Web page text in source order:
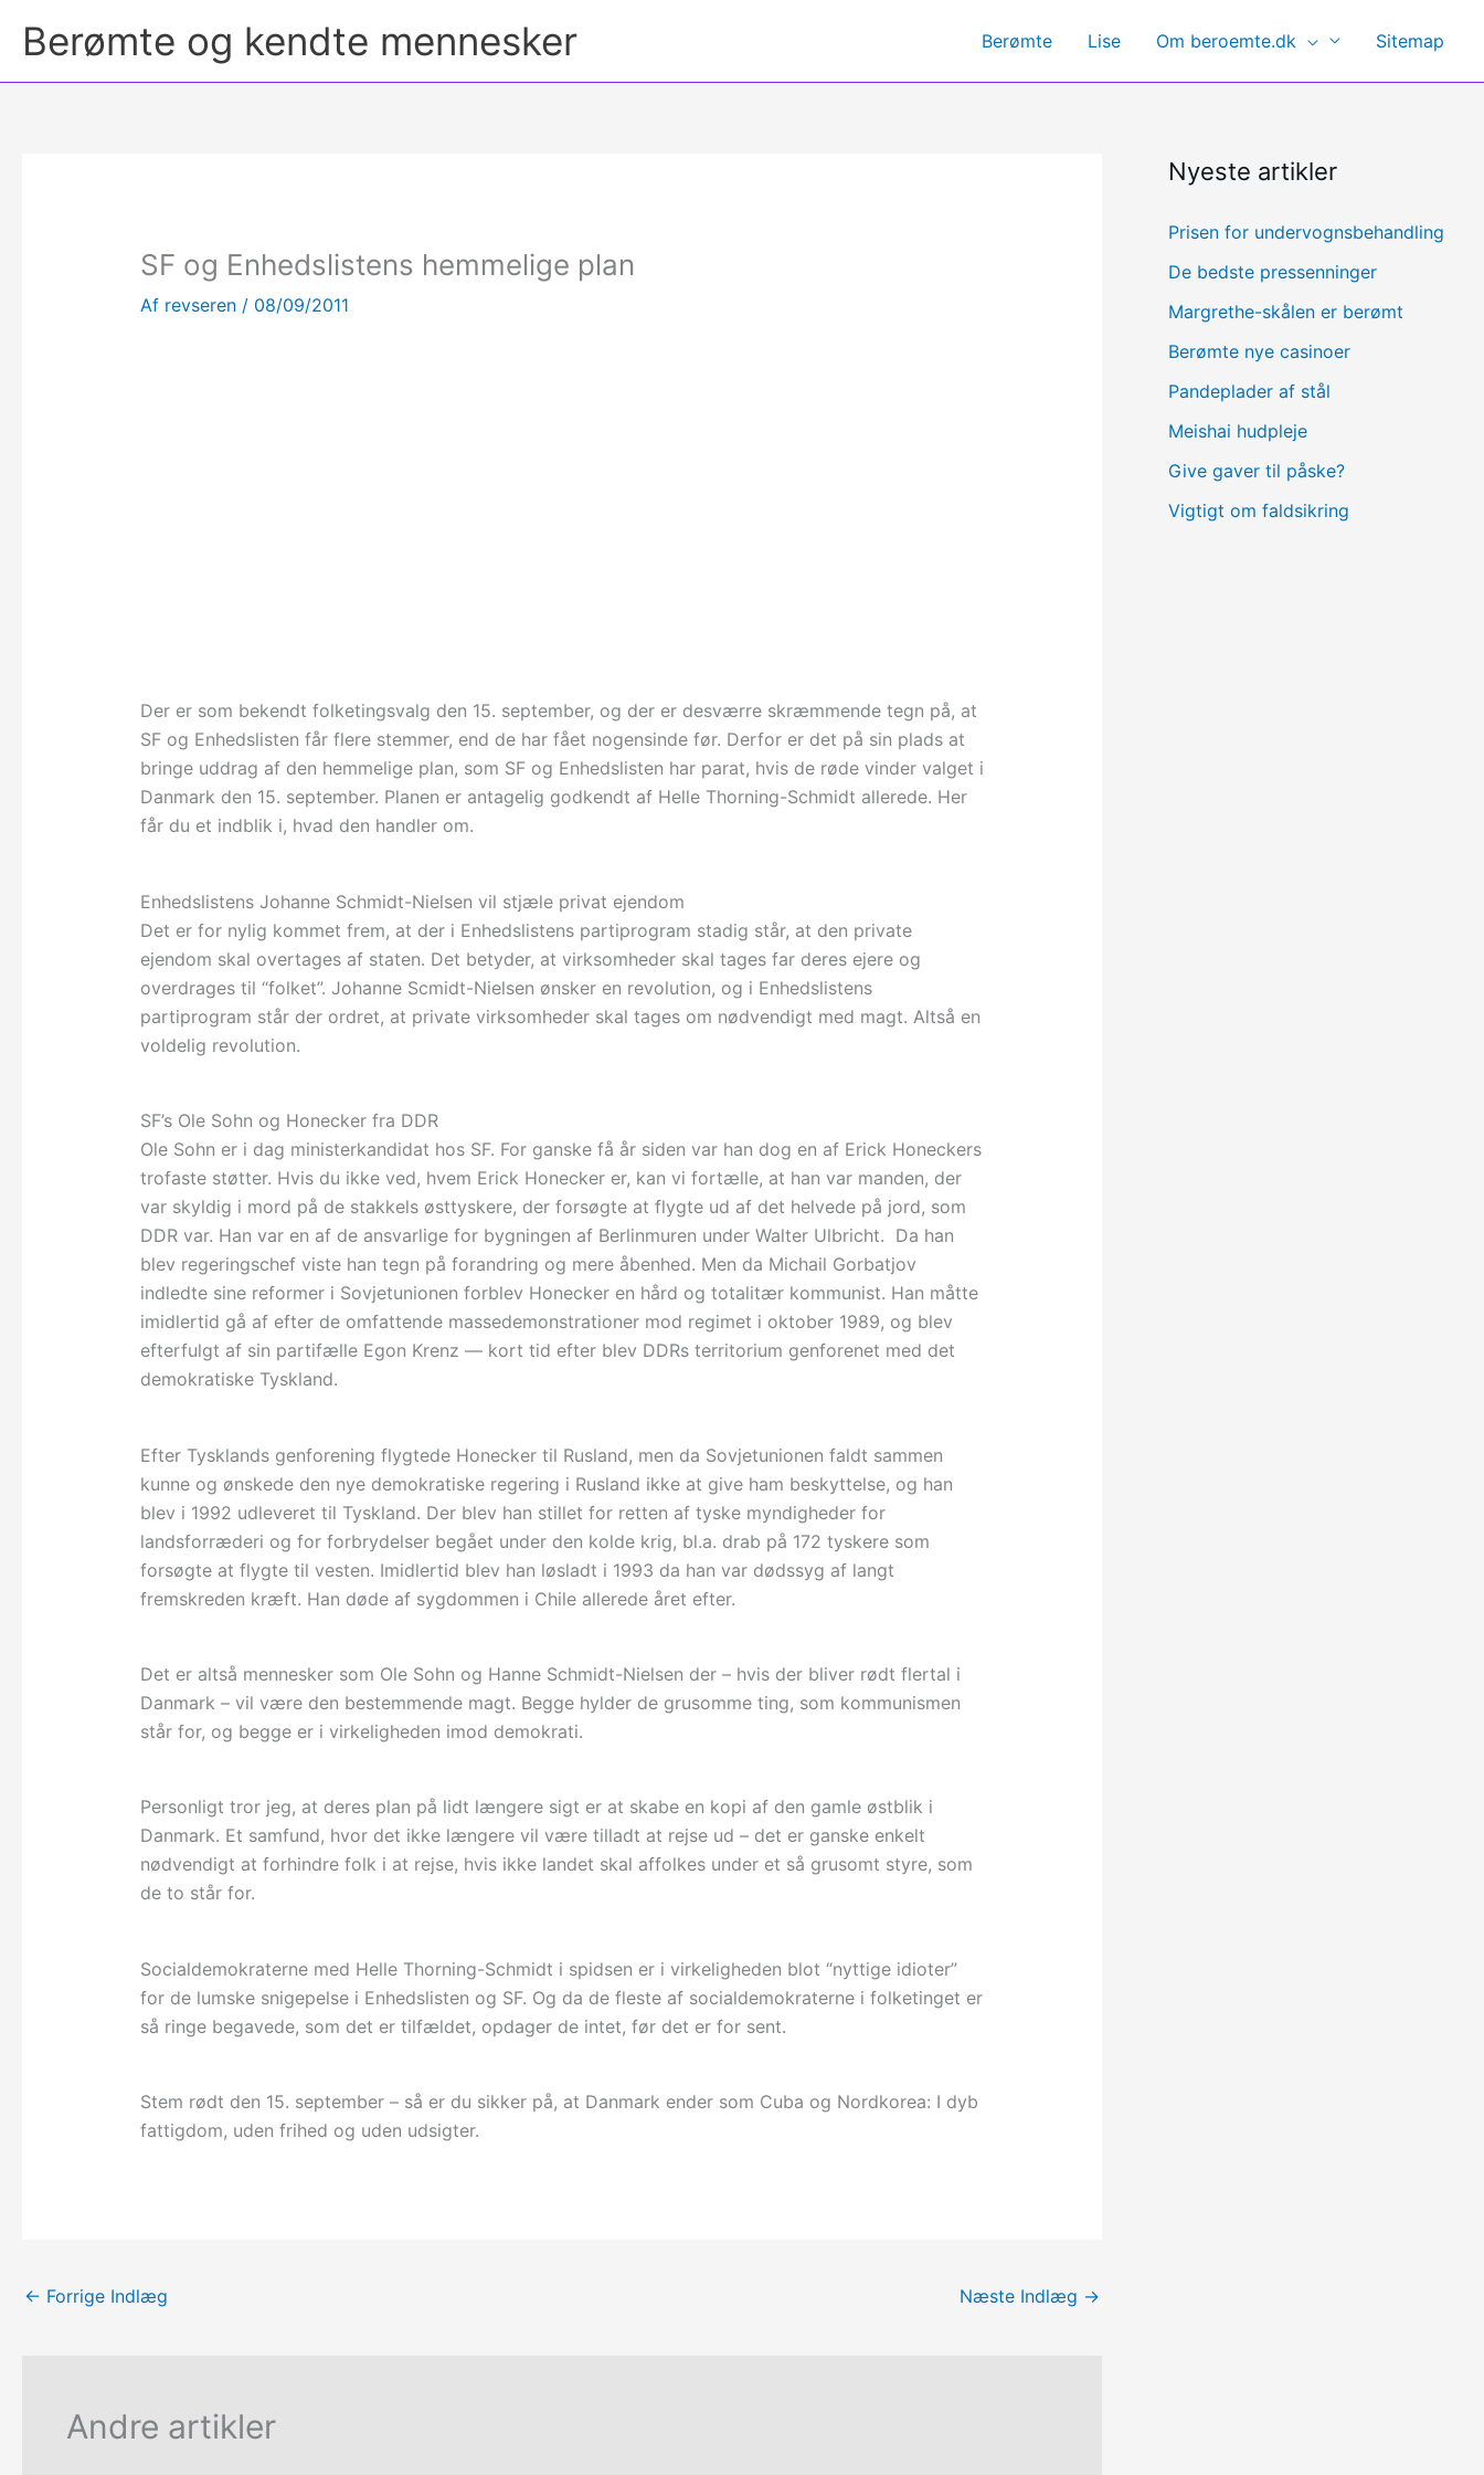
Berømte og kendte mennesker Berømte Lise Om beroemte.dk Sitemap
SF og Enhedslistens hemmelige plan
Af revseren / 08/09/2011
Der er som bekendt folketingsvalg den 15. september, og der er desværre skræmmende tegn på, at
SF og Enhedslisten får flere stemmer, end de har fået nogensinde før. Derfor er det på sin plads at
bringe uddrag af den hemmelige plan, som SF og Enhedslisten har parat, hvis de røde vinder valget i
Danmark den 15. september. Planen er antagelig godkendt af Helle Thorning-Schmidt allerede. Her
får du et indblik i, hvad den handler om.
Enhedslistens Johanne Schmidt-Nielsen vil stjæle privat ejendom
Det er for nylig kommet frem, at der i Enhedslistens partiprogram stadig står, at den private
ejendom skal overtages af staten. Det betyder, at virksomheder skal tages far deres ejere og
overdrages til “folket”. Johanne Scmidt-Nielsen ønsker en revolution, og i Enhedslistens
partiprogram står der ordret, at private virksomheder skal tages om nødvendigt med magt. Altså en
voldelig revolution.
SF’s Ole Sohn og Honecker fra DDR
Ole Sohn er i dag ministerkandidat hos SF. For ganske få år siden var han dog en af Erick Honeckers
trofaste støtter. Hvis du ikke ved, hvem Erick Honecker er, kan vi fortælle, at han var manden, der
var skyldig i mord på de stakkels østtyskere, der forsøgte at flygte ud af det helvede på jord, som
DDR var. Han var en af de ansvarlige for bygningen af Berlinmuren under Walter Ulbricht. Da han
blev regeringschef viste han tegn på forandring og mere åbenhed. Men da Michail Gorbatjov
indledte sine reformer i Sovjetunionen forblev Honecker en hård og totalitær kommunist. Han måtte
imidlertid gå af efter de omfattende massedemonstrationer mod regimet i oktober 1989, og blev
efterfulgt af sin partifælle Egon Krenz — kort tid efter blev DDRs territorium genforenet med det
demokratiske Tyskland.
Efter Tysklands genforening flygtede Honecker til Rusland, men da Sovjetunionen faldt sammen
kunne og ønskede den nye demokratiske regering i Rusland ikke at give ham beskyttelse, og han
blev i 1992 udleveret til Tyskland. Der blev han stillet for retten af tyske myndigheder for
landsforræderi og for forbrydelser begået under den kolde krig, bl.a. drab på 172 tyskere som
forsøgte at flygte til vesten. Imidlertid blev han løsladt i 1993 da han var dødssyg af langt
fremskreden kræft. Han døde af sygdommen i Chile allerede året efter.
Det er altså mennesker som Ole Sohn og Hanne Schmidt-Nielsen der – hvis der bliver rødt flertal i
Danmark – vil være den bestemmende magt. Begge hylder de grusomme ting, som kommunismen
står for, og begge er i virkeligheden imod demokrati.
Personligt tror jeg, at deres plan på lidt længere sigt er at skabe en kopi af den gamle østblik i
Danmark. Et samfund, hvor det ikke længere vil være tilladt at rejse ud – det er ganske enkelt
nødvendigt at forhindre folk i at rejse, hvis ikke landet skal affolkes under et så grusomt styre, som
de to står for.
Socialdemokraterne med Helle Thorning-Schmidt i spidsen er i virkeligheden blot “nyttige idioter”
for de lumske snigepelse i Enhedslisten og SF. Og da de fleste af socialdemokraterne i folketinget er
så ringe begavede, som det er tilfældet, opdager de intet, før det er for sent.
Stem rødt den 15. september – så er du sikker på, at Danmark ender som Cuba og Nordkorea: I dyb
fattigdom, uden frihed og uden udsigter.
← Forrige Indlæg Næste Indlæg →
Andre artikler
Nyeste artikler
Prisen for undervognsbehandling
De bedste pressenninger
Margrethe-skålen er berømt
Berømte nye casinoer
Pandeplader af stål
Meishai hudpleje
Give gaver til påske?
Vigtigt om faldsikring